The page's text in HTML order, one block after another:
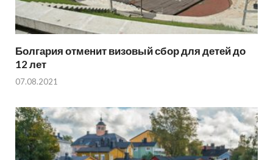
Болгария отменит визовый сбор для детей до
12 лет
07.08.2021